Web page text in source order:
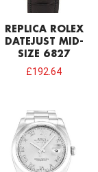
REPLICA ROLEX
DATEJUST MID-
SIZE 6827
£192.64